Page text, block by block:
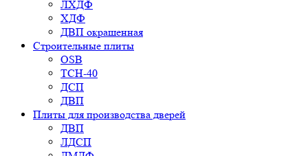
ЛХДФ
ХДФ
ДВП окрашенная
Строительные плиты
OSB
ТСН-40
ДСП
ДВП
Плиты для производства дверей
ДВП
ЛДСП